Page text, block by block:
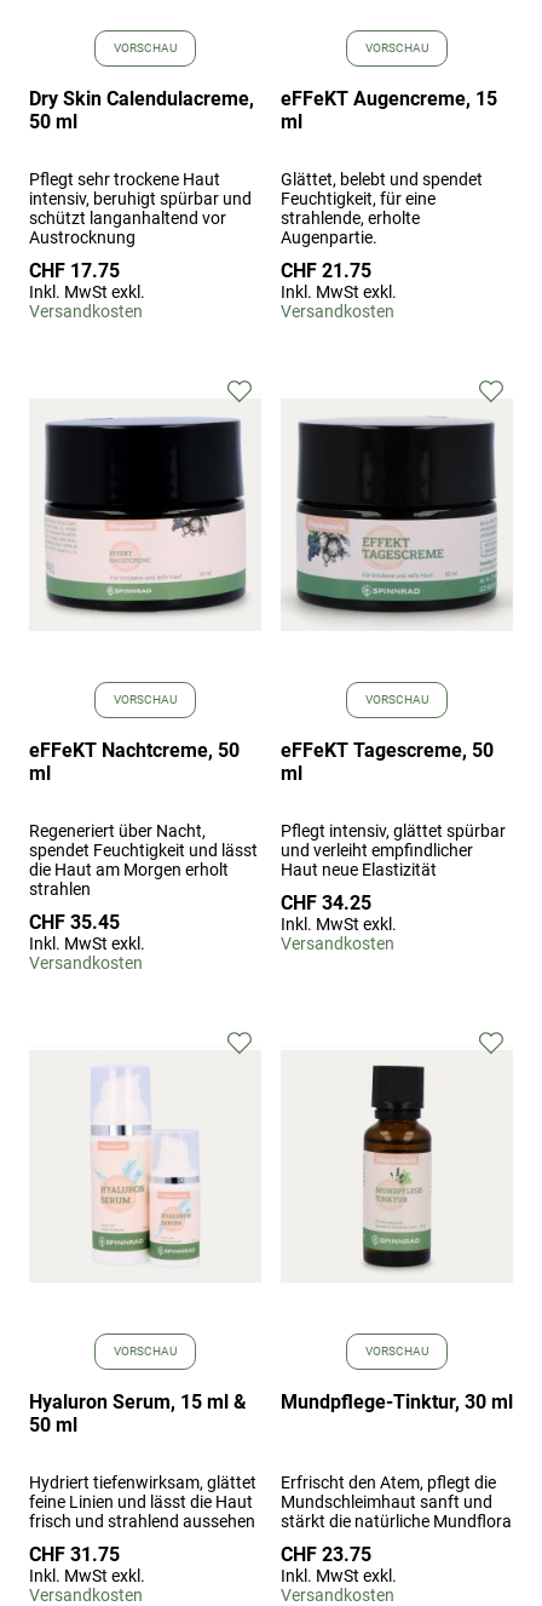
VORSCHAU
Dry Skin Calendulacreme,
50 ml
Pflegt sehr trockene Haut
intensiv, beruhigt spürbar und
schützt langanhaltend vor
Austrocknung
CHF 17.75
Inkl. MwSt exkl.
Versandkosten
VORSCHAU
eFFeKT Augencreme, 15
ml
Glättet, belebt und spendet
Feuchtigkeit, für eine
strahlende, erholte
Augenpartie.
CHF 21.75
Inkl. MwSt exkl.
Versandkosten
VORSCHAU
eFFeKT Nachtcreme, 50
ml
Regeneriert über Nacht,
spendet Feuchtigkeit und lässt
die Haut am Morgen erholt
strahlen
CHF 35.45
Inkl. MwSt exkl.
Versandkosten
Zur
Wunschliste
hinzufügen
VORSCHAU
eFFeKT Tagescreme, 50
ml
Pflegt intensiv, glättet spürbar
und verleiht empfindlicher
Haut neue Elastizität
CHF 34.25
Inkl. MwSt exkl.
Versandkosten
Zur
VORSCHAU
Hyaluron Serum, 15 ml &
50 ml
Hydriert tiefenwirksam, glättet
feine Linien und lässt die Haut
frisch und strahlend aussehen
CHF 31.75
Inkl. MwSt exkl.
Versandkosten
Zur
VORSCHAU
Mundpflege-Tinktur, 30 ml
Erfrischt den Atem, pflegt die
Mundschleimhaut sanft und
stärkt die natürliche Mundflora
CHF 23.75
Inkl. MwSt exkl.
Versandkosten
Zur